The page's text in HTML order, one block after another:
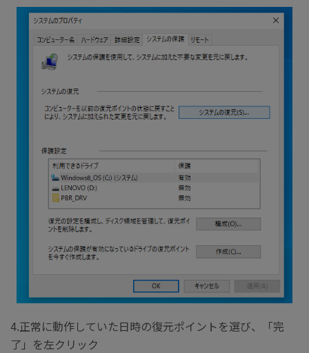
4.正常に動作していた日時の復元ポイントを選び、「完
了」を左クリック